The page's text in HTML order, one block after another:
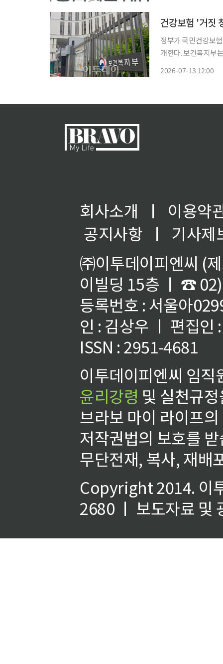
건강보험 '거짓
정부가 국민건강보
개한다. 보건복지부는 ‘거짓 청구’ 다빈도 유형에 대항하는 요양기관을 대상으로 8월부터 10
2026-07-13 12:00
회사소개 ㅣ
이용약
공지사항
ㅣ
기사제
㈜이투데이피엔씨 (
이빌딩 15층 ㅣ ☎
등록번호 : 서울아
인 : 김상우 ㅣ 편집인
ISSN : 2951-4681
이투데이피엔씨 임
윤리강령 및 실천규
브라보 마이 라이프
저작권법의 보호를
무단전재, 복사, 재배
Copyright 2014. 이
2680 ㅣ 보도자료